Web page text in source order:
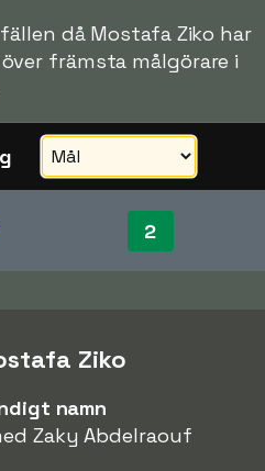
då Mostafa Ziko har
främsta målgörare i
2
Ziko
namn
Zaky Abdelraouf